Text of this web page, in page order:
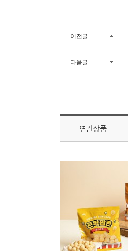
이전글
다음글
연관상품